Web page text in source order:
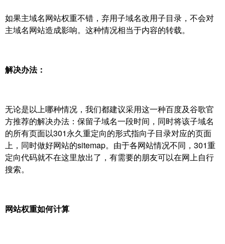
如果主域名网站权重不错，弃用子域名改用子目录，不会对
主域名网站造成影响。这种情况相当于内容的转载。
解决办法：
无论是以上哪种情况，我们都建议采用这一种百度及谷歌官
方推荐的解决办法：保留子域名一段时间，同时将该子域名
的所有页面以301永久重定向的形式指向子目录对应的页面
上，同时做好网站的sitemap。由于各网站情况不同，301重
定向代码就不在这里放出了，有需要的朋友可以在网上自行
搜索。
网站权重如何计算